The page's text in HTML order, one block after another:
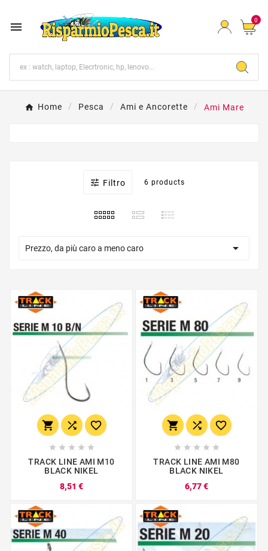
 0
Home Pesca Ami e Ancorette Ami Mare
 Filtro 6 products
Prezzo, da più caro a meno caro 
  
    
TRACK LINE AMI M10
BLACK NIKEL
8,51 €
  
    
TRACK LINE AMI M80
BLACK NIKEL
6,77 €